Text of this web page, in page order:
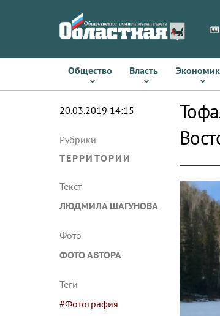
Общество Власть
20.03.2019 14:15
Рубрики
ТЕРРИТОРИИ
Текст
ЛЮДМИЛА ШАГУНОВА
Фото
ФОТО АВТОРА
Теги
#Фотография